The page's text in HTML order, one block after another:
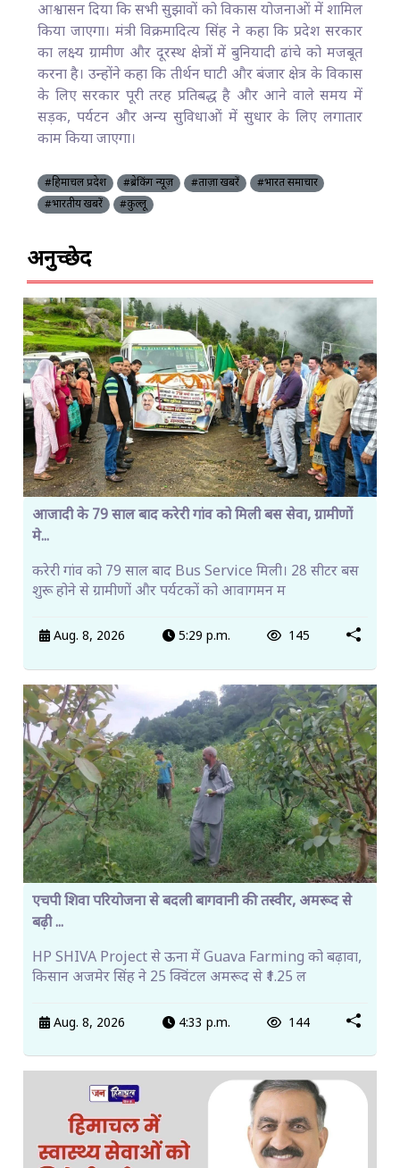
आश्वासन दिया कि सभी सुझावों को विकास योजनाओं में शामिल
किया जाएगा। मंत्री विक्रमादित्य सिंह ने कहा कि प्रदेश सरकार
का लक्ष्य ग्रामीण और दूरस्थ क्षेत्रों में बुनियादी ढांचे को मजबूत
करना है। उन्होंने कहा कि तीर्थन घाटी और बंजार क्षेत्र के विकास
के लिए सरकार पूरी तरह प्रतिबद्ध है और आने वाले समय में
सड़क, पर्यटन और अन्य सुविधाओं में सुधार के लिए लगातार
काम किया जाएगा।
#हिमाचल प्रदेश #ब्रेकिंग न्यूज़ #ताज़ा खबरें
#भारत समाचार
#भारतीय खबरें
#कुल्लू
अनुच्छेद
आजादी के 79 साल बाद करेरी गांव को मिली बस सेवा, ग्रामीणों
मे...
करेरी गांव को 79 साल बाद Bus Service मिली। 28 सीटर बस
शुरू होने से ग्रामीणों और पर्यटकों को आवागमन म
Aug. 8, 2026 5:29 p.m. 145
एचपी शिवा परियोजना से बदली बागवानी की तस्वीर, अमरूद से
बढ़ी ...
HP SHIVA Project से ऊना में Guava Farming को बढ़ावा,
किसान अजमेर सिंह ने 25 क्विंटल अमरूद से ₹1.25 ल
Aug. 8, 2026 4:33 p.m. 144